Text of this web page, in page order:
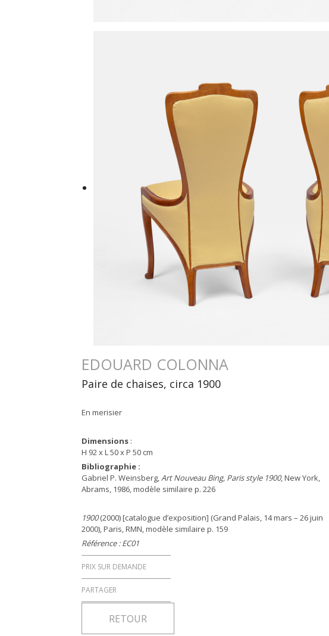
EDOUARD COLONNA
Paire de chaises, circa 1900
En merisier
Dimensions :
H 92 x L 50 x P 50 cm
Bibliographie :
Gabriel P. Weinsberg,Art Nouveau Bing, Paris style 1900, New York,
Abrams, 1986, modèle similaire p. 226
1900(2000) [catalogue d’exposition] (Grand Palais, 14 mars – 26 juin
2000), Paris, RMN, modèle similaire p. 159
Référence : EC01
PRIX SUR DEMANDE
PARTAGER
RETOUR